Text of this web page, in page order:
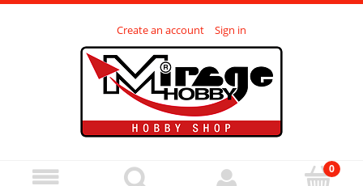
Create an account Sign in